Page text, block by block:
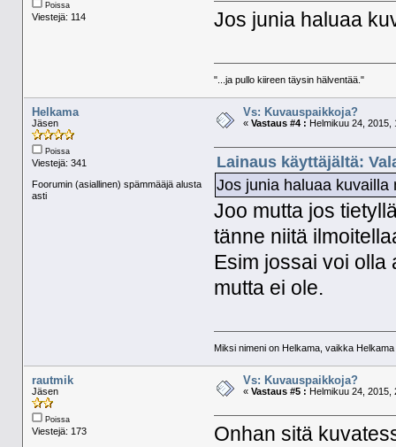
Poissa
Viestejä: 114 Jos junia haluaa
"...ja pullo kiireen täysin hälventää."
Helkama
Jäsen
Poissa
Viestejä: 341
Foorumin (asiallinen) spämmääjä alusta
asti
Vs: Kuvauspaikkoja?
« Vastaus #4 : Helmikuu 24, 2015,
Lainaus käyttäjältä:
Jos junia haluaa
Joo mutta jos
tänne niitä
Esim jossai voi olla
mutta ei ole.
Miksi nimeni on Helkama, vaikka
rautmik
Jäsen
Poissa
Viestejä: 173
Vs: Kuvauspaikkoja?
« Vastaus #5 : Helmikuu 24, 2015,
Onhan sitä